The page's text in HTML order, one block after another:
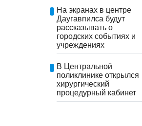
На экранах в центре
Даугавпилса будут
рассказывать о
городских событиях и
учреждениях
В Центральной
поликлинике открылся
хирургический
процедурный кабинет